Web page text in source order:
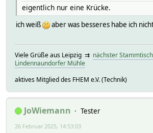
eigentlich nur eine Krücke.
ich weiß aber was besseres habe ich
Viele Grüße aus Leipzig ⇉ nächster
Lindennaundorfer Mühle
aktives Mitglied des FHEM e.V. (Technik)
JoWiemann
Tester
26 Februar 2025, 14:53:03